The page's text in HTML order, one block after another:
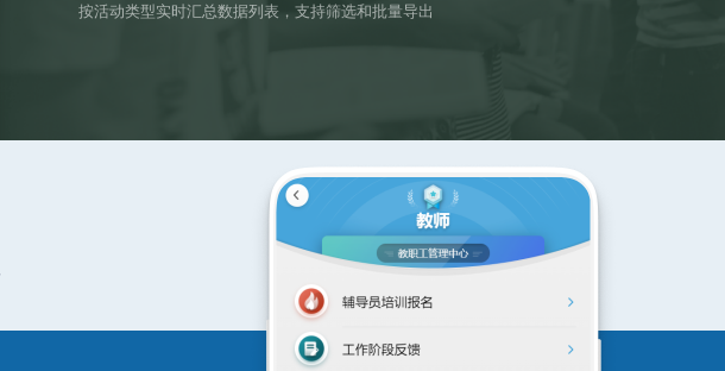
按活动类型实时汇总数据列表，支持筛选和批量导出